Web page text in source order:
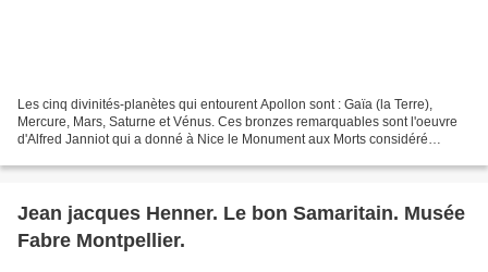
Les cinq divinités-planètes qui entourent Apollon sont : Gaïa (la Terre),
Mercure, Mars, Saturne et Vénus. Ces bronzes remarquables sont l'oeuvre
d'Alfred Janniot qui a donné à Nice le Monument aux Morts considéré
Jean jacques Henner. Le bon Samaritain. Musée
Fabre Montpellier.